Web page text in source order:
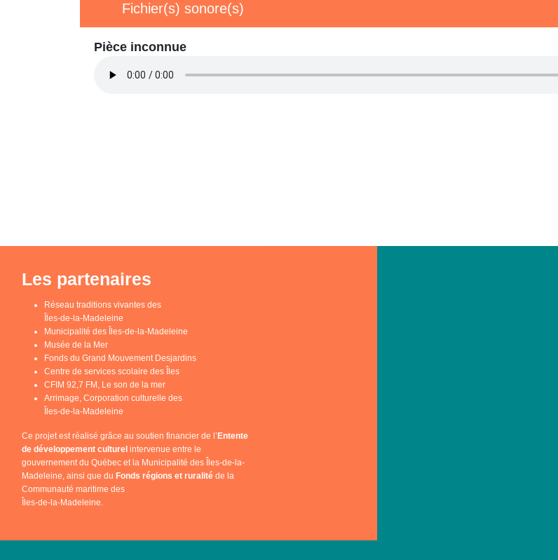
Fichier(s) sonore(s)
Pièce inconnue
Les partenaires
Réseau traditions vivantes des
Îles-de-la-Madeleine
Municipalité des Îles-de-la-Madeleine
Musée de la Mer
Fonds du Grand Mouvement Desjardins
Centre de services scolaire des Îles
CFIM 92,7 FM, Le son de la mer
Arrimage, Corporation culturelle des
Îles-de-la-Madeleine
Ce projet est réalisé grâce au soutien financier de l’Entente
de développement culturel intervenue entre le
gouvernement du Québec et la Municipalité des Îles-de-la-
Madeleine, ainsi que du Fonds régions et ruralité de la
Communauté maritime des
Îles-de-la-Madeleine.